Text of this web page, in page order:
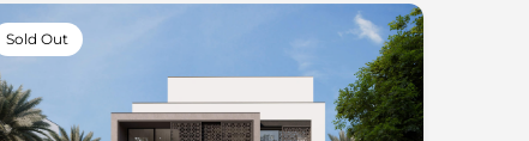
Sold Out